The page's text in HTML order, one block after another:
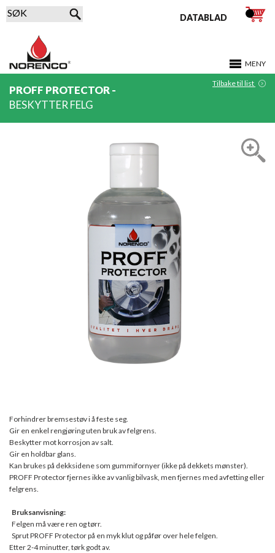
MENY
DATABLAD
PROFF PROTECTOR -
BESKYTTER FELG
Tilbake til list
Forhindrer bremsestøv i å feste seg.
Gir en enkel rengjøring uten bruk av felgrens.
Beskytter mot korrosjon av salt.
Gir en holdbar glans.
Kan brukes på dekksidene som gummifornyer (ikke på dekkets mønster).
PROFF Protector fjernes ikke av vanlig bilvask, men fjernes med avfetting eller
felgrens.
Bruksanvisning:
Felgen må være ren og tørr.
Sprut PROFF Protector på en myk klut og påfør over hele felgen.
Etter 2-4 minutter, tørk godt av.